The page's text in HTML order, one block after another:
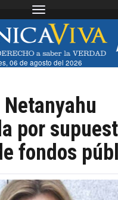
Toggle navigation
06 de agosto del 2026
Netanyahu
por
fondos